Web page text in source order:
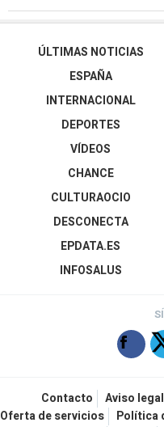
ÚLTIMAS NOTICIAS
ESPAÑA
INTERNACIONAL
DEPORTES
VÍDEOS
CHANCE
CULTURAOCIO
DESCONECTA
EPDATA.ES
INFOSALUS
Contacto Aviso legal
Oferta de servicios
Política